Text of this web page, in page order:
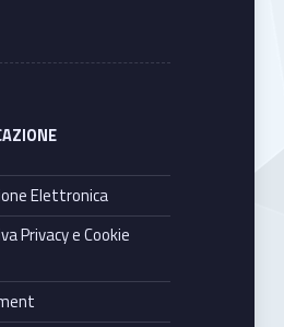
Elettronica
Privacy e Cookie